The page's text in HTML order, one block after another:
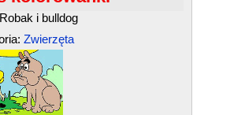
i bulldog
Zwierzęta